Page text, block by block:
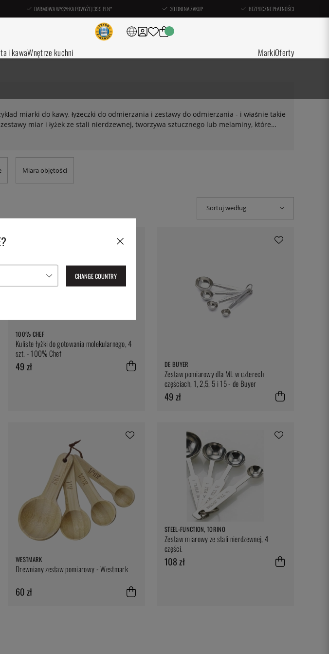
DARMOWA WYSYŁKA POWYŻEJ 399 PLN* 30 DNI NA ZAKUP BEZPIECZNE PŁATNOŚCI
i kawaWnętrze kuchni MarkiOferty
miarki do kawy, łyżeczki do odmierzania i zestawy do odmierzania - i właśnie takie
miar i łyżek ze stali nierdzewnej, tworzywa sztucznego lub melaminy, które
zagnieżdżania się miarek lub łyżek, zajmują one minimalną ilość miejsca w
użycia.
Miara objętości
Sortuj według
100% CHEF
Kuliste łyżki do gotowania molekularnego, 4
szt. - 100% Chef
49 zł DE BUYER
Zestaw pomiarowy dla ML w czterech
częściach, 1, 2,5, 5 i 15 - de Buyer
49 zł
WESTMARK
Drewniany zestaw pomiarowy - Westmark
60 zł
STEEL-FUNCTION, TORINO
Zestaw miarowy ze stali nierdzewnej, 4
części.
108 zł
CHANGE COUNTRY